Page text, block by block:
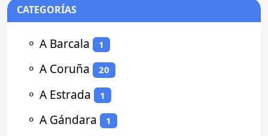
CATEGORÍAS
⚬ A Barcala 1
⚬ A Coruña 20
⚬ A Estrada 1
⚬ A Gándara 1